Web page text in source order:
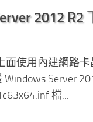
2012 R2
面使用內建網路
Server
檔...